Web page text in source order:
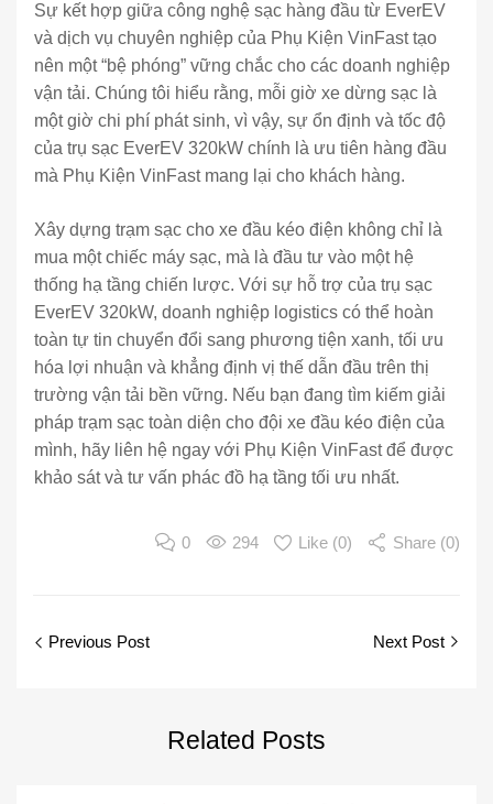
Sự kết hợp giữa công nghệ sạc hàng đầu từ EverEV
và dịch vụ chuyên nghiệp của Phụ Kiện VinFast tạo
nên một “bệ phóng” vững chắc cho các doanh nghiệp
vận tải. Chúng tôi hiểu rằng, mỗi giờ xe dừng sạc là
một giờ chi phí phát sinh, vì vậy, sự ổn định và tốc độ
của trụ sạc EverEV 320kW chính là ưu tiên hàng đầu
mà Phụ Kiện VinFast mang lại cho khách hàng.
Xây dựng trạm sạc cho xe đầu kéo điện không chỉ là
mua một chiếc máy sạc, mà là đầu tư vào một hệ
thống hạ tầng chiến lược. Với sự hỗ trợ của trụ sạc
EverEV 320kW, doanh nghiệp logistics có thể hoàn
toàn tự tin chuyển đổi sang phương tiện xanh, tối ưu
hóa lợi nhuận và khẳng định vị thế dẫn đầu trên thị
trường vận tải bền vững. Nếu bạn đang tìm kiếm giải
pháp trạm sạc toàn diện cho đội xe đầu kéo điện của
mình, hãy liên hệ ngay với Phụ Kiện VinFast để được
khảo sát và tư vấn phác đồ hạ tầng tối ưu nhất.
0 294 Like (0) Share (0)
Previous Post Next Post
Related Posts